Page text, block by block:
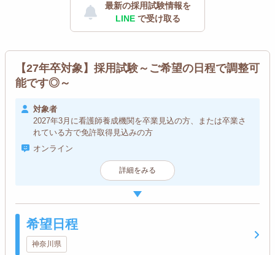
最新の採用試験情報を
LINE で受け取る
【27年卒対象】採用試験～ご希望の日程で調整可
能です◎～
対象者
2027年3月に看護師養成機関を卒業見込の方、または卒業さ
れている方で免許取得見込みの方
オンライン
詳細をみる
希望日程
神奈川県